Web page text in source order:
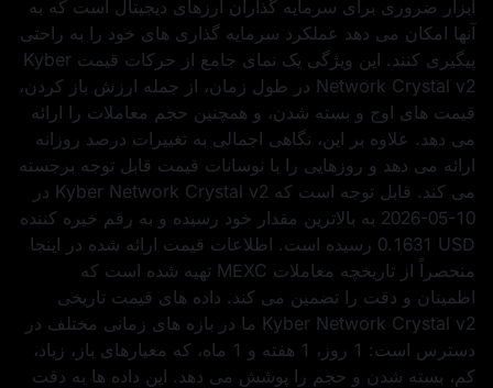
ابزار ضروری برای سرمایه‌ گذاران ارزهای دیجیتال است که به
آنها امکان می‌ دهد عملکرد سرمایه‌ گذاری‌ های خود را به راحتی
پیگیری کنند. این ویژگی یک نمای جامع از حرکات قیمت Kyber
Network Crystal v2 در طول زمان، از جمله ارزش باز کردن،
قیمت‌ های اوج و بسته شدن، و همچنین حجم معاملات را ارائه
می‌ دهد. علاوه بر این، نگاهی اجمالی به تغییرات درصد روزانه
ارائه می دهد و روزهایی را با نوسانات قیمت قابل توجه برجسته
می کند. قابل توجه است که Kyber Network Crystal v2 در
2026-05-10 به بالاترین مقدار خود رسیده و به رقم خیره کننده
0.1631 USD رسیده است. اطلاعات قیمت ارائه شده در اینجا
منحصراً از تاریخچه معاملات MEXC تهیه شده است که
اطمینان و دقت را تضمین می کند. داده‌ های قیمت تاریخی
Kyber Network Crystal v2 ما در بازه‌ های زمانی مختلف در
دسترس است: 1 روز، 1 هفته و 1 ماه، که معیارهای باز، زیاد،
کم، بسته شدن و حجم را پوشش می‌ دهد. این داده ها به دقت